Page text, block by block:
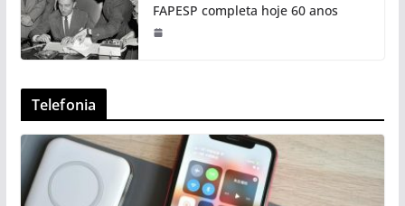
FAPESP completa hoje 60 anos
Telefonia